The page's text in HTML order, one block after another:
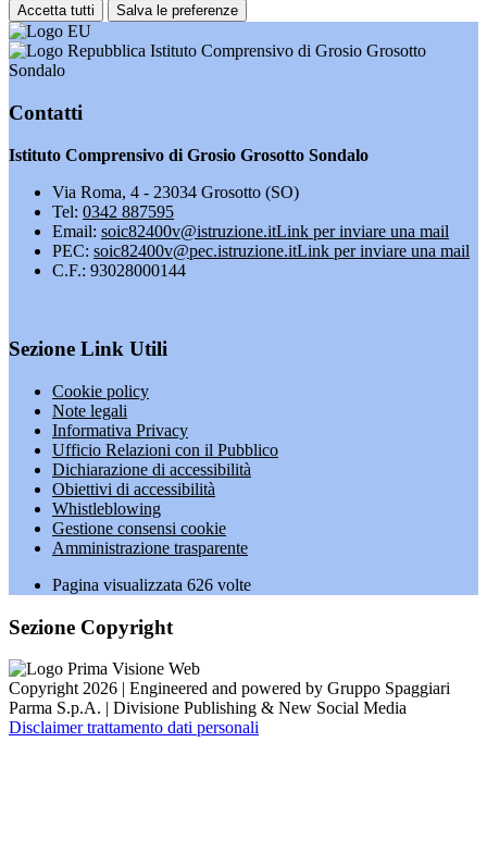
Accetta tutti Salva le preferenze
Istituto Comprensivo di Grosio Grosotto
Sondalo
Contatti
Istituto Comprensivo di Grosio Grosotto Sondalo
Via Roma, 4 - 23034 Grosotto (SO)
Tel: 0342 887595
Email: soic82400v@istruzione.itLink per inviare una mail
PEC: soic82400v@pec.istruzione.itLink per inviare una mail
C.F.: 93028000144
Sezione Link Utili
Cookie policy
Note legali
Informativa Privacy
Ufficio Relazioni con il Pubblico
Dichiarazione di accessibilità
Obiettivi di accessibilità
Whistleblowing
Gestione consensi cookie
Amministrazione trasparente
Pagina visualizzata 626 volte
Sezione Copyright
Copyright 2026 | Engineered and powered by Gruppo Spaggiari
Parma S.p.A. | Divisione Publishing & New Social Media
Disclaimer trattamento dati personali